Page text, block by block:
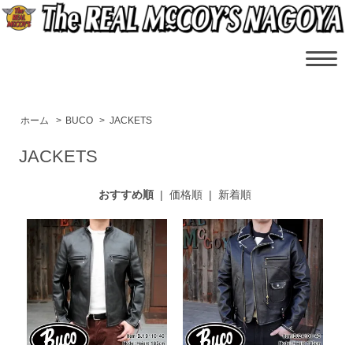
ホーム > BUCO > JACKETS
JACKETS
おすすめ順| 価格順| 新着順